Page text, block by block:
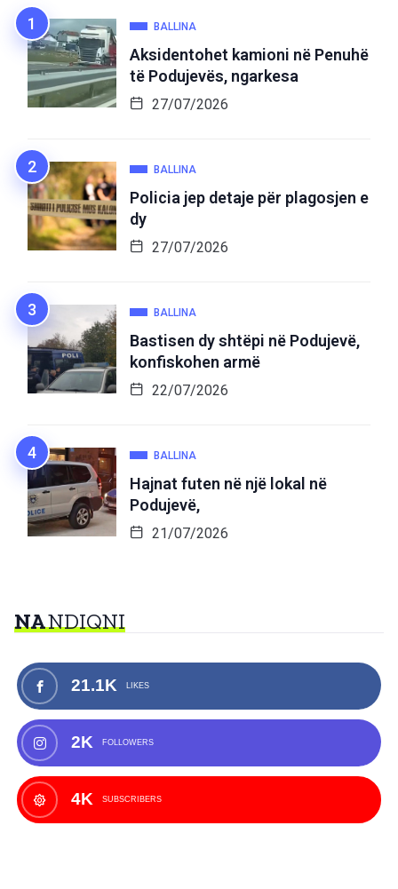
BALLINA
Aksidentohet kamioni në Penuhë
të Podujevës, ngarkesa
27/07/2026
BALLINA
Policia jep detaje për plagosjen e
dy
27/07/2026
BALLINA
Bastisen dy shtëpi në Podujevë,
konfiskohen armë
22/07/2026
BALLINA
Hajnat futen në një lokal në
Podujevë,
21/07/2026
NANDIQNI
21.1K LIKES
2K FOLLOWERS
4K SUBSCRIBERS